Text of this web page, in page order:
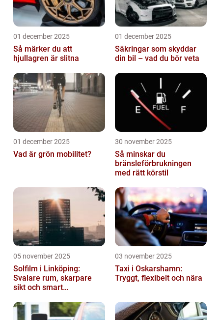
01 december 2025
Så märker du att
hjullagren är slitna
01 december 2025
Säkringar som skyddar
din bil – vad du bör veta
01 december 2025
Vad är grön mobilitet?
30 november 2025
Så minskar du
bränsleförbrukningen
med rätt körstil
05 november 2025
Solfilm i Linköping:
Svalare rum, skarpare
sikt och smart
03 november 2025
Taxi i Oskarshamn:
Tryggt, flexibelt och nära